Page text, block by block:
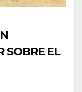
SOBRE EL